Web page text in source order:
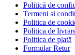
Politică de
Termeni si
Politica de
Politica de
Politica de plată
Formular Retur